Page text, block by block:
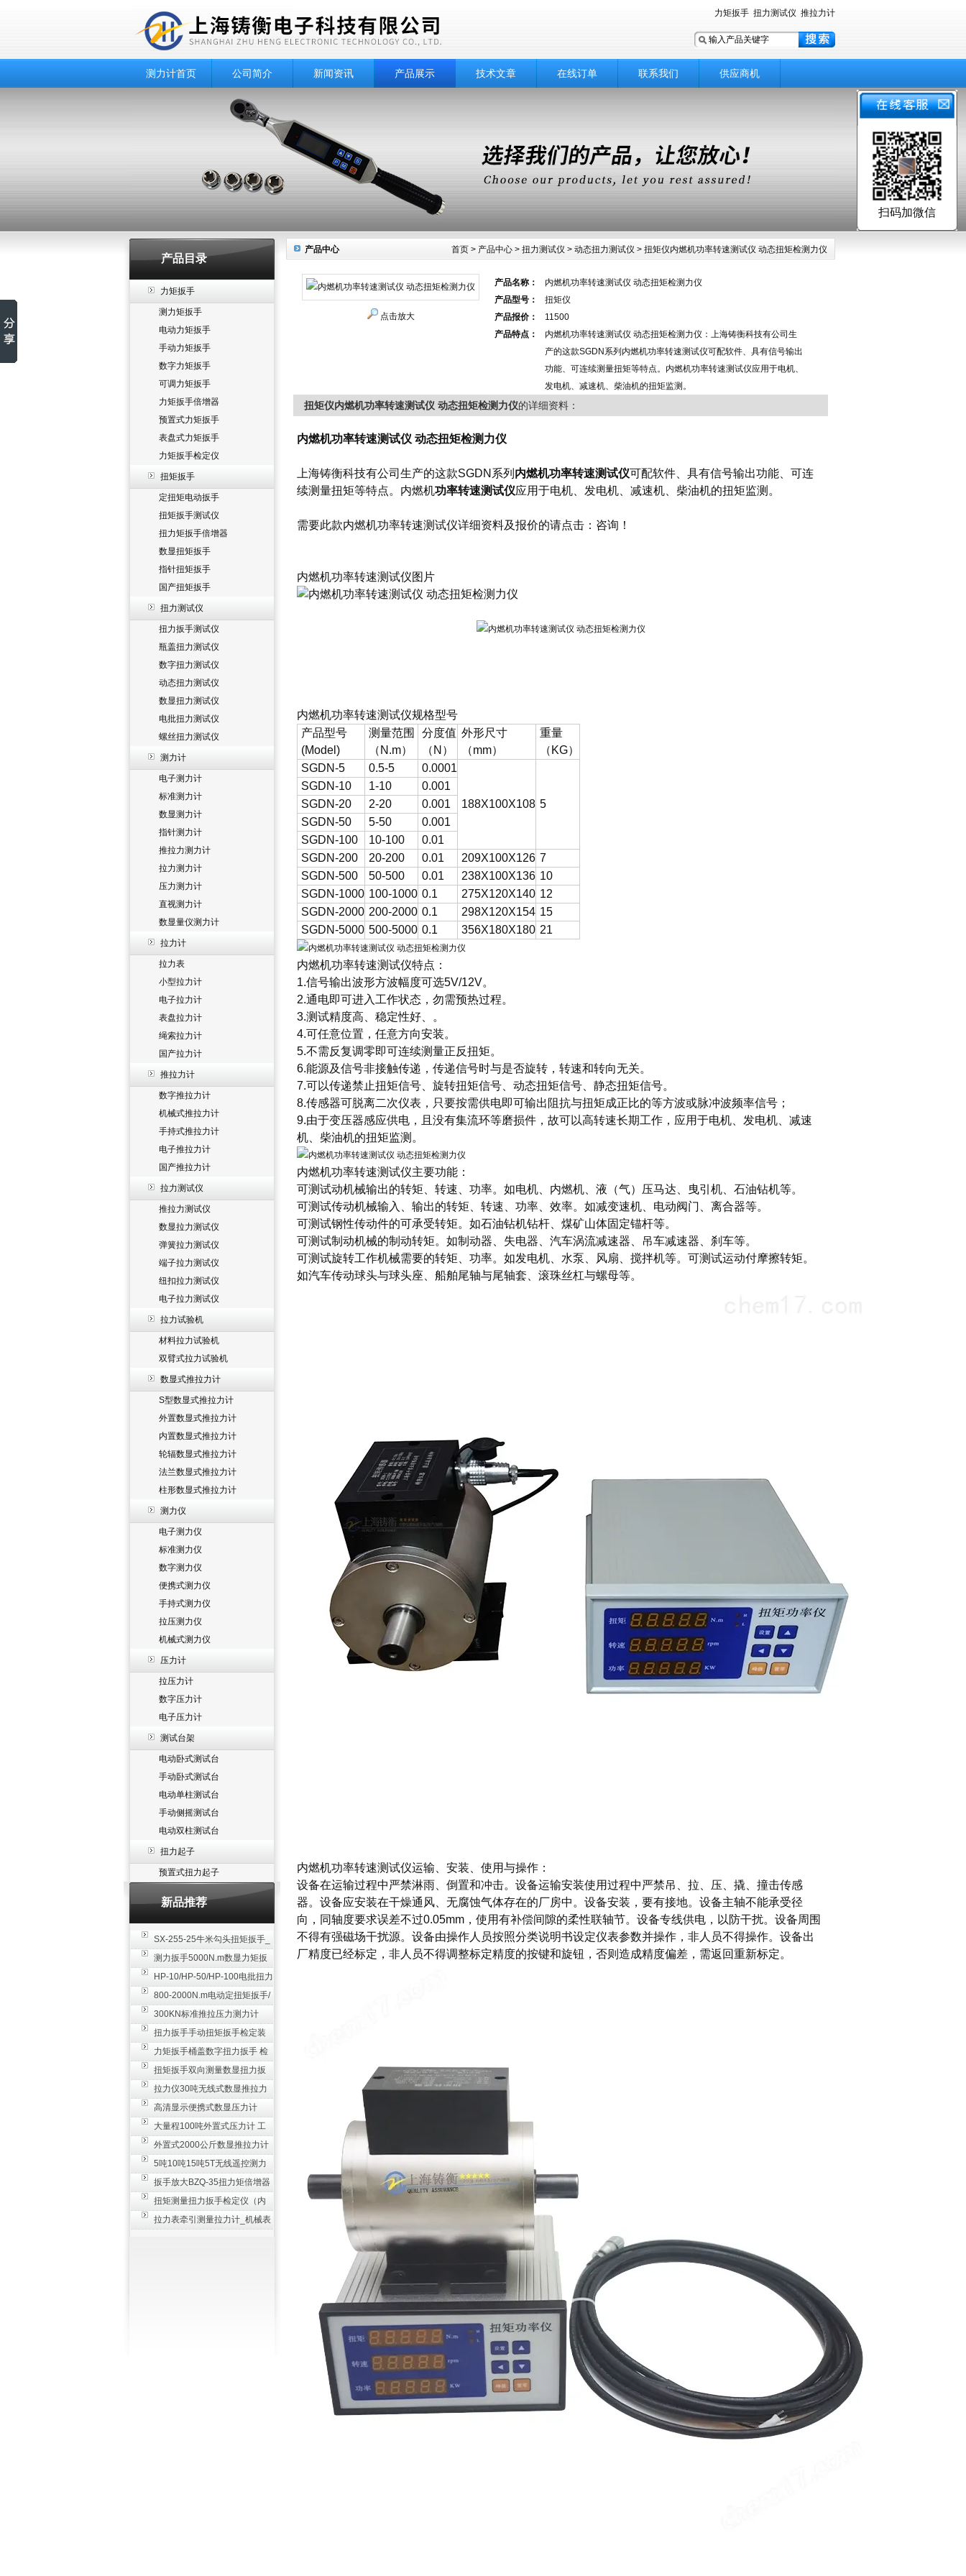
力矩扳手 扭力测试仪 推拉力计
测力计首页 公司简介 新闻资讯 产品展示 技术文章 在线订单 联系我们 供应商机
产品目录
力矩扳手
测力矩扳手
电动力矩扳手
手动力矩扳手
数字力矩扳手
可调力矩扳手
力矩扳手倍增器
预置式力矩扳手
表盘式力矩扳手
力矩扳手检定仪
扭矩扳手
定扭矩电动扳手
扭矩扳手测试仪
扭力矩扳手倍增器
数显扭矩扳手
指针扭矩扳手
国产扭矩扳手
扭力测试仪
扭力扳手测试仪
瓶盖扭力测试仪
数字扭力测试仪
动态扭力测试仪
数显扭力测试仪
电批扭力测试仪
螺丝扭力测试仪
测力计
电子测力计
标准测力计
数显测力计
指针测力计
推拉力测力计
拉力测力计
压力测力计
直视测力计
数显量仪测力计
拉力计
拉力表
小型拉力计
电子拉力计
表盘拉力计
绳索拉力计
国产拉力计
推拉力计
数字推拉力计
机械式推拉力计
手持式推拉力计
电子推拉力计
国产推拉力计
拉力测试仪
推拉力测试仪
数显拉力测试仪
弹簧拉力测试仪
端子拉力测试仪
纽扣拉力测试仪
电子拉力测试仪
拉力试验机
材料拉力试验机
双臂式拉力试验机
数显式推拉力计
S型数显式推拉力计
外置数显式推拉力计
内置数显式推拉力计
轮辐数显式推拉力计
法兰数显式推拉力计
柱形数显式推拉力计
测力仪
电子测力仪
标准测力仪
数字测力仪
便携式测力仪
手持式测力仪
拉压测力仪
机械式测力仪
压力计
拉压力计
数字压力计
电子压力计
测试台架
电动卧式测试台
手动卧式测试台
电动单柱测试台
手动侧摇测试台
电动双柱测试台
扭力起子
预置式扭力起子
新品推荐
SX-255-25牛米勾头扭矩扳手_
螺栓紧固扭力扳手
测力扳手5000N.m数显力矩扳
手 非标扭力扳手工业级
HP-10/HP-50/HP-100电批扭力
测试仪,测量仪
800-2000N.m电动定扭矩扳手/
扭矩电动扳手
300KN标准推拉压力测力计
_0.3级数显压力仪
扭力扳手手动扭矩扳手检定装
置 50-100N扳手测量仪器
力矩扳手桶盖数字扭力扳手 检
测瓶盖拧紧扭矩工具
扭矩扳手双向测量数显扭力扳
手 2000N,m力矩扳手价格
拉力仪30吨无线式数显推拉力
计 数字显示测力计80T
高清显示便携式数显压力计
300N500n_手持电子测力计
大量程100吨外置式压力计 工
业用数显测力计价格
外置式2000公斤数显推拉力计
_数字拉力压力测试仪
5吨10吨15吨5T无线遥控测力
计_带遥控电子拉力计数显式
扳手放大BZQ-35扭力矩倍增器
_3500牛米扭力倍力器仪
扭矩测量扭力扳手检定仪（内
置打印） 扭矩检验仪器
拉力表牵引测量拉力计_机械表
首页 > 产品中心 > 扭力测试仪 > 动态扭力测试仪 > 扭矩仪内燃机功率转速测试仪 动态扭矩检测力仪
产品中心
点击放大
产品名称：
内燃机功率转速测试仪 动态扭矩检测力仪
产品型号：
扭矩仪
产品报价：
11500
产品特点：
内燃机功率转速测试仪 动态扭矩检测力仪：上海铸衡科技有公司生
产的这款SGDN系列内燃机功率转速测试仪可配软件、具有信号输出
功能、可连续测量扭矩等特点。内燃机功率转速测试仪应用于电机、
发电机、减速机、柴油机的扭矩监测。
扭矩仪内燃机功率转速测试仪 动态扭矩检测力仪的详细资料：
内燃机功率转速测试仪 动态扭矩检测力仪
上海铸衡科技有公司生产的这款SGDN系列 内燃机功率转速测试仪可配软件、具有信号输出功能、可连
续测量扭矩等特点。 内燃机功率转速测试仪应用于电机、发电机、减速机、柴油机的扭矩监测。
需要此款内燃机功率转速测试仪详细资料及报价的请点击： 咨询 ！
内燃机功率转速测试仪图片
内燃机功率转速测试仪规格型号
产品型号
(Model)
测量范围
（N.m）
分度值
（N）
外形尺寸
（mm）
重量
（KG）
SGDN-5
0.5-5 0.0001
188X100X108 5
SGDN-10 1-10
0.001
SGDN-20
2-20
0.001
SGDN-50
5-50
0.001
SGDN-100
10-100
0.01
SGDN-200
20-200 0.01 209X100X126 7
SGDN-500
50-500 0.01 238X100X136 10
SGDN-1000 100-1000 0.1 275X120X140 12
SGDN-2000 200-2000 0.1 298X120X154 15
SGDN-5000 500-5000 0.1 356X180X180 21
内燃机功率转速测试仪特点：
1.信号输出波形方波幅度可选5V/12V。
2.通电即可进入工作状态，勿需预热过程。
3.测试精度高、稳定性好、。
4.可任意位置，任意方向安装。
5.不需反复调零即可连续测量正反扭矩。
6.能源及信号非接触传递，传递信号时与是否旋转，转速和转向无关。
7.可以传递禁止扭矩信号、旋转扭矩信号、动态扭矩信号、静态扭矩信号。
8.传感器可脱离二次仪表，只要按需供电即可输出阻抗与扭矩成正比的等方波或脉冲波频率信号；
9.由于变压器感应供电，且没有集流环等磨损件，故可以高转速长期工作，应用于电机、发电机、减速
机、柴油机的扭矩监测。
内燃机功率转速测试仪主要功能：
可测试动机械输出的转矩、转速、功率。如电机、内燃机、液（气）压马达、曳引机、石油钻机等。
可测试传动机械输入、输出的转矩、转速、功率、效率。如减变速机、电动阀门、离合器等。
可测试钢性传动件的可承受转矩。如石油钻机钻杆、煤矿山体固定锚杆等。
可测试制动机械的制动转矩。如制动器、失电器、汽车涡流减速器、吊车减速器、刹车等。
可测试旋转工作机械需要的转矩、功率。如发电机、水泵、风扇、搅拌机等。可测试运动付摩擦转矩。
如汽车传动球头与球头座、船舶尾轴与尾轴套、滚珠丝杠与螺母等。
内燃机功率转速测试仪运输、安装、使用与操作：
设备在运输过程中严禁淋雨、倒置和冲击。设备运输安装使用过程中严禁吊、拉、压、撬、撞击传感
器。设备应安装在干燥通风、无腐蚀气体存在的厂房中。设备安装，要有接地。设备主轴不能承受径
向，同轴度要求误差不过0.05mm，使用有补偿间隙的柔性联轴节。设备专线供电，以防干扰。设备周围
不得有强磁场干扰源。设备由操作人员按照分类说明书设定仪表参数并操作，非人员不得操作。设备出
厂精度已经标定，非人员不得调整标定精度的按键和旋钮，否则造成精度偏差，需返回重新标定。
扫码加微信